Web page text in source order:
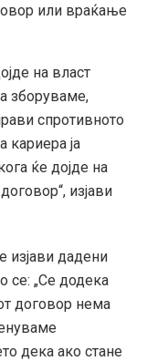
или враќање
на власт
зборуваме,
спротивното
кариера ја
ќе дојде на
изјави
изјави дадени
се: „Се додека
договор нема
дека ако стане